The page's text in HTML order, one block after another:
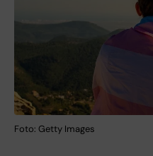
Foto: Getty Images